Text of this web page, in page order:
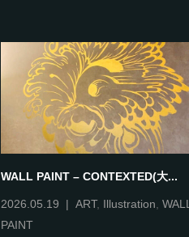
WALL PAINT – CONTEXTED(大...
2026.05.19 ART, Illustration WALL
PAINT